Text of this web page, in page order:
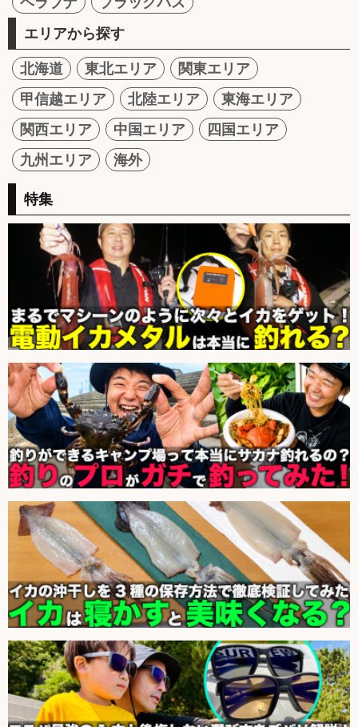
エリアから探す
北海道 東北エリア
関東エリア
甲信越エリア
北陸エリア
東海エリア
関西エリア
中国エリア
四国エリア
九州エリア
海外
特集